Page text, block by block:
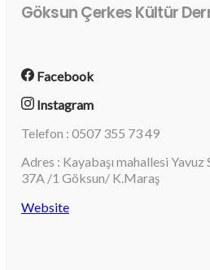
Göksun Çerkes Kültür
Facebook
Instagram
Telefon : 0507 355 73 49
Adres : Kayabaşı mahallesi Yavuz
37A /1 Göksun/ K.Maraş
Website